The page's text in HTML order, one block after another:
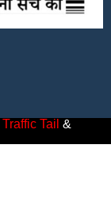
Traffic Tail &